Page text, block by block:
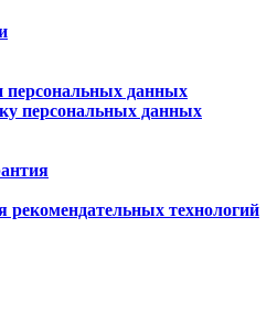
персональных данных
персональных данных
рекомендательных технологий